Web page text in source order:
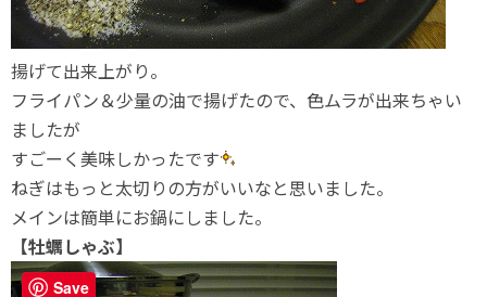
揚げて出来上がり。
フライパン＆少量の油で揚げたので、色ムラが出来ちゃい
ましたが
すごーく美味しかったです
ねぎはもっと太切りの方がいいなと思いました。
メインは簡単にお鍋にしました。
【牡蠣しゃぶ】
Save